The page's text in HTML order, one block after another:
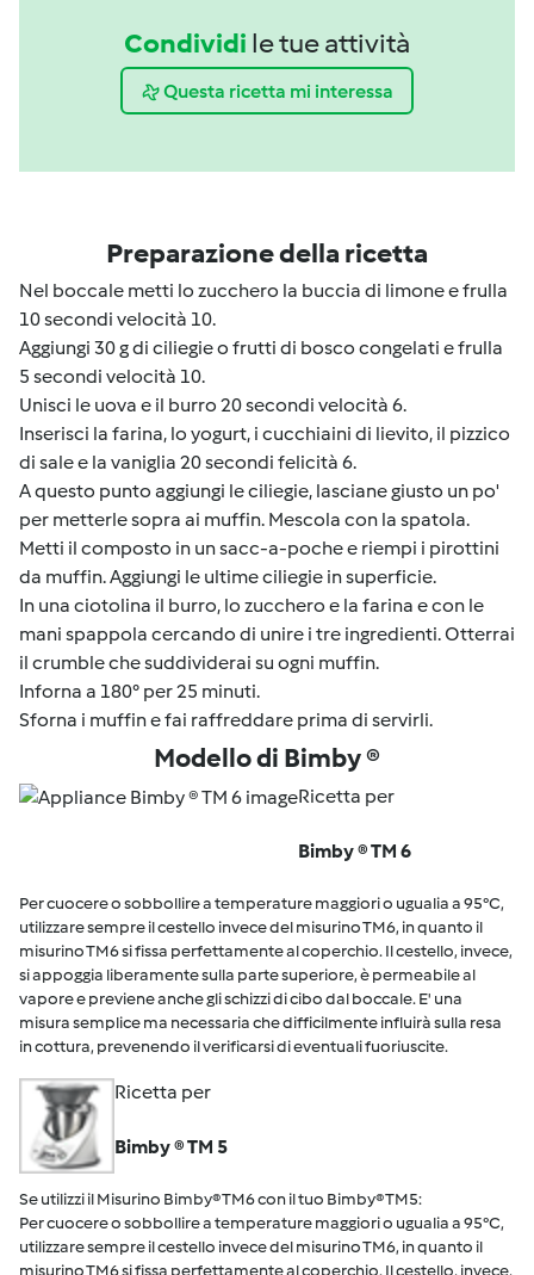
Condividi le tue attività
Questa ricetta mi interessa
Preparazione della ricetta
Nel boccale metti lo zucchero la buccia di limone e frulla
10 secondi velocità 10.
Aggiungi 30 g di ciliegie o frutti di bosco congelati e frulla
5 secondi velocità 10.
Unisci le uova e il burro 20 secondi velocità 6.
Inserisci la farina, lo yogurt, i cucchiaini di lievito, il pizzico
di sale e la vaniglia 20 secondi felicità 6.
A questo punto aggiungi le ciliegie, lasciane giusto un po'
per metterle sopra ai muffin. Mescola con la spatola.
Metti il composto in un sacc-a-poche e riempi i pirottini
da muffin. Aggiungi le ultime ciliegie in superficie.
In una ciotolina il burro, lo zucchero e la farina e con le
mani spappola cercando di unire i tre ingredienti. Otterrai
il crumble che suddividerai su ogni muffin.
Inforna a 180° per 25 minuti.
Sforna i muffin e fai raffreddare prima di servirli.
Modello di Bimby ®
Ricetta per
Bimby ® TM 6
Per cuocere o sobbollire a temperature maggiori o ugualia a 95°C,
utilizzare sempre il cestello invece del misurino TM6, in quanto il
misurino TM6 si fissa perfettamente al coperchio. Il cestello, invece,
si appoggia liberamente sulla parte superiore, è permeabile al
vapore e previene anche gli schizzi di cibo dal boccale. E' una
misura semplice ma necessaria che difficilmente influirà sulla resa
in cottura, prevenendo il verificarsi di eventuali fuoriuscite.
Ricetta per
Bimby ® TM 5
Se utilizzi il Misurino Bimby® TM6 con il tuo Bimby® TM5:
Per cuocere o sobbollire a temperature maggiori o ugualia a 95°C,
utilizzare sempre il cestello invece del misurino TM6, in quanto il
misurino TM6 si fissa perfettamente al coperchio. Il cestello, invece,